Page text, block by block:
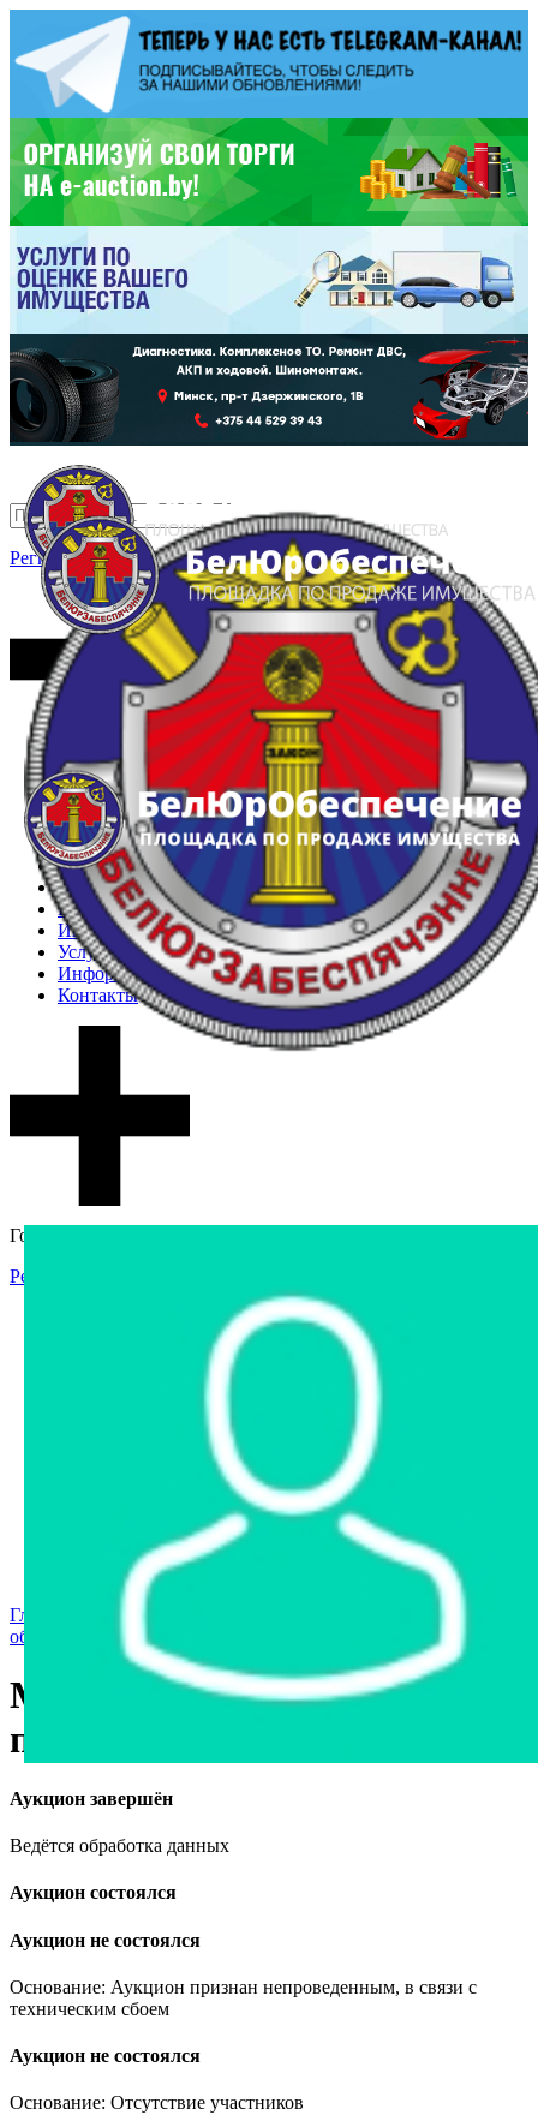
Регистрация Вход
Главная
Арестованное имущество
Реестр несостоявшихся торгов
Реестр переоценок
Частное имущество
Государственное имущество
Интернет-магазин
Интернет-витрина
Услуги
Информация
Контакты
Гостевой доступ
Регистрация
Интернет-магазин
Интернет-витрина
Арестованное имущество
Реестр несостоявшихся торгов
Реестр переоценок
Государственное имущество
Главная страница
оборудование к ним
Мотоблок Shtenli 1030 с прицепом
Мотоблок Shtenli 1030 с
прицепом
Аукцион завершён
Ведётся обработка данных
Аукцион состоялся
Аукцион не состоялся
Основание: Аукцион признан непроведенным, в связи с
техническим сбоем
Аукцион не состоялся
Основание: Отсутствие участников